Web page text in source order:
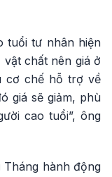
tuổi tư nhân hiện
chất nên giá ở
cơ chế hỗ trợ về
giá sẽ giảm, phù
cao tuổi”, ông
Tháng hành động